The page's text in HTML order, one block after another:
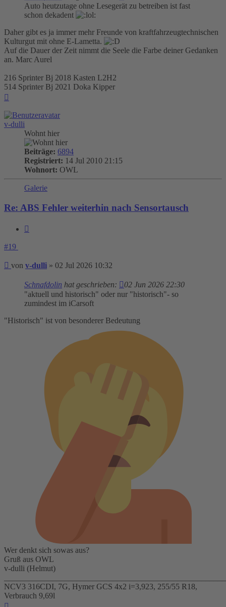
Auto heutzutage ohne Lesegerät zu betreiben ist fast
schon dekadent
Daher gibt es ja immer mehr Freunde von kraftfahrzeugtechnischen
Kulturgut mit ohne E-Lametta.
Auf die Dauer der Zeit nimmt die Seele die Farbe deiner Gedanken
an. Marc Aurel
216 Sprinter Bj 2018 Kasten L2H2
514 Sprinter Bj 2021 Doka Kipper
v-dulli
Wohnt hier
Beiträge: 6894
Registriert: 14 Jul 2010 21:15
Wohnort: OWL
Galerie
Re: ABS Fehler weiterhin nach Sensortausch
#19
Beitrag
von v-dulli » 02 Jul 2026 10:32
Schnafdolin hat geschrieben:
02 Jun 2026 22:30
"aktuell und historisch" oder nur "historisch"- so
zumindest im iCarsoft
"Historisch" ist von besonderer Bedeutung
Wer denkt sich sowas aus?
Gruß aus OWL
v-dulli (Helmut)
NCV3 316CDI, 7G, Hymer GCS 4x2 i=3,923, 255/55 R18,
Verbrauch 9,69l